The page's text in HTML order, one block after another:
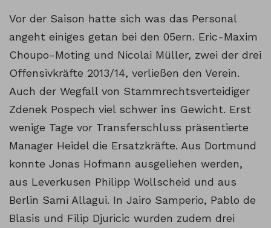
Vor der Saison hatte sich was das Personal
angeht einiges getan bei den 05ern. Eric-Maxim
Choupo-Moting und Nicolai Müller, zwei der drei
Offensivkräfte 2013/14, verließen den Verein.
Auch der Wegfall von Stammrechtsverteidiger
Zdenek Pospech viel schwer ins Gewicht. Erst
wenige Tage vor Transferschluss präsentierte
Manager Heidel die Ersatzkräfte. Aus Dortmund
konnte Jonas Hofmann ausgeliehen werden,
aus Leverkusen Philipp Wollscheid und aus
Berlin Sami Allagui. In Jairo Samperio, Pablo de
Blasis und Filip Djuricic wurden zudem drei